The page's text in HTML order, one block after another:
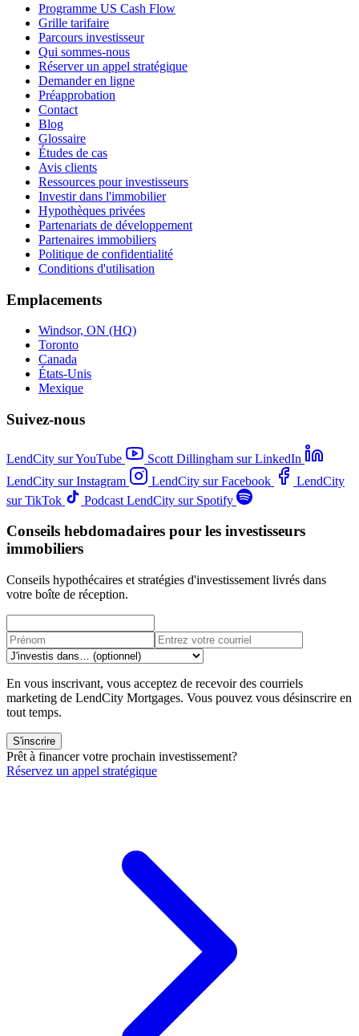
Programme US Cash Flow
Grille tarifaire
Parcours investisseur
Qui sommes-nous
Réserver un appel stratégique
Demander en ligne
Préapprobation
Contact
Blog
Glossaire
Études de cas
Avis clients
Ressources pour investisseurs
Investir dans l'immobilier
Hypothèques privées
Partenariats de développement
Partenaires immobiliers
Politique de confidentialité
Conditions d'utilisation
Emplacements
Windsor, ON (HQ)
Toronto
Canada
États-Unis
Mexique
Suivez-nous
LendCity sur YouTube
Scott Dillingham sur LinkedIn
LendCity sur Instagram
LendCity sur Facebook
LendCity
sur TikTok
Podcast LendCity sur Spotify
Conseils hebdomadaires pour les investisseurs
immobiliers
Conseils hypothécaires et stratégies d'investissement livrés dans
votre boîte de réception.
En vous inscrivant, vous acceptez de recevoir des courriels
marketing de LendCity Mortgages. Vous pouvez vous désinscrire en
tout temps.
S'inscrire
Prêt à financer votre prochain investissement?
Réservez un appel stratégique